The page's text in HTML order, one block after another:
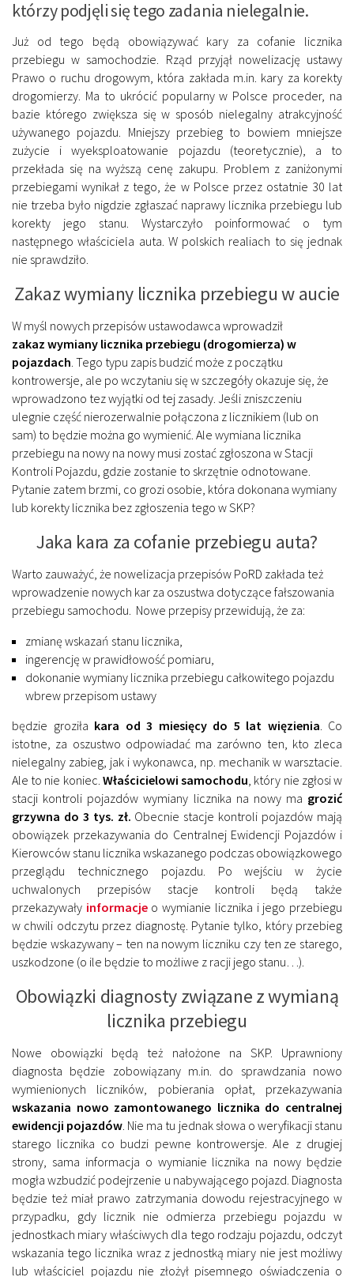
którzy podjęli się tego zadania nielegalnie.
Już od tego będą obowiązywać kary za cofanie licznika
przebiegu w samochodzie. Rząd przyjął nowelizację ustawy
Prawo o ruchu drogowym, która zakłada m.in. kary za korekty
drogomierzy. Ma to ukrócić popularny w Polsce proceder, na
bazie którego zwiększa się w sposób nielegalny atrakcyjność
używanego pojazdu. Mniejszy przebieg to bowiem mniejsze
zużycie i wyeksploatowanie pojazdu (teoretycznie), a to
przekłada się na wyższą cenę zakupu. Problem z zaniżonymi
przebiegami wynikał z tego, że w Polsce przez ostatnie 30 lat
nie trzeba było nigdzie zgłaszać naprawy licznika przebiegu lub
korekty jego stanu. Wystarczyło poinformować o tym
następnego właściciela auta. W polskich realiach to się jednak
nie sprawdziło.
Zakaz wymiany licznika przebiegu w aucie
W myśl nowych przepisów ustawodawca wprowadził
zakaz wymiany licznika przebiegu (drogomierza) w
pojazdach . Tego typu zapis budzić może z początku
kontrowersje, ale po wczytaniu się w szczegóły okazuje się, że
wprowadzono tez wyjątki od tej zasady. Jeśli zniszczeniu
ulegnie część nierozerwalnie połączona z licznikiem (lub on
sam) to będzie można go wymienić. Ale wymiana licznika
przebiegu na nowy na nowy musi zostać zgłoszona w Stacji
Kontroli Pojazdu, gdzie zostanie to skrzętnie odnotowane.
Pytanie zatem brzmi, co grozi osobie, która dokonana wymiany
lub korekty licznika bez zgłoszenia tego w SKP?
Jaka kara za cofanie przebiegu auta?
Warto zauważyć, że nowelizacja przepisów PoRD zakłada też
wprowadzenie nowych kar za oszustwa dotyczące fałszowania
przebiegu samochodu. Nowe przepisy przewidują, że za:
zmianę wskazań stanu licznika,
ingerencję w prawidłowość pomiaru,
dokonanie wymiany licznika przebiegu całkowitego pojazdu
wbrew przepisom ustawy
będzie groziła kara od 3 miesięcy do 5 lat więzienia . Co
istotne, za oszustwo odpowiadać ma zarówno ten, kto zleca
nielegalny zabieg, jak i wykonawca, np. mechanik w warsztacie.
Ale to nie koniec. Właścicielowi samochodu , który nie zgłosi w
stacji kontroli pojazdów wymiany licznika na nowy ma grozić
grzywna do 3 tys. zł. Obecnie stacje kontroli pojazdów mają
obowiązek przekazywania do Centralnej Ewidencji Pojazdów i
Kierowców stanu licznika wskazanego podczas obowiązkowego
przeglądu technicznego pojazdu. Po wejściu w życie
uchwalonych przepisów stacje kontroli będą także
przekazywały informacjeo wymianie licznika i jego przebiegu
w chwili odczytu przez diagnostę. Pytanie tylko, który przebieg
będzie wskazywany – ten na nowym liczniku czy ten ze starego,
uszkodzone (o ile będzie to możliwe z racji jego stanu…).
Obowiązki diagnosty związane z wymianą
licznika przebiegu
Nowe obowiązki będą też nałożone na SKP. Uprawniony
diagnosta będzie zobowiązany m.in. do sprawdzania nowo
wymienionych liczników, pobierania opłat, przekazywania
wskazania nowo zamontowanego licznika do centralnej
ewidencji pojazdów . Nie ma tu jednak słowa o weryfikacji stanu
starego licznika co budzi pewne kontrowersje. Ale z drugiej
strony, sama informacja o wymianie licznika na nowy będzie
mogła wzbudzić podejrzenie u nabywającego pojazd. Diagnosta
będzie też miał prawo zatrzymania dowodu rejestracyjnego w
przypadku, gdy licznik nie odmierza przebiegu pojazdu w
jednostkach miary właściwych dla tego rodzaju pojazdu, odczyt
wskazania tego licznika wraz z jednostką miary nie jest możliwy
lub właściciel pojazdu nie złożył pisemnego oświadczenia o